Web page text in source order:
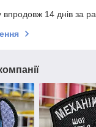
14 днів за